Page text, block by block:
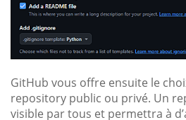
GitHub vous offre ensuite le
repository public ou privé. Un
visible par tous et permettra à